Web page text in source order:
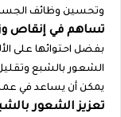
وتحسين وظائف
تساهم في إنقاص
بفضل احتوائها على
الشعور بالشبع
يمكن أن يساعد في
تعزيز الشعور